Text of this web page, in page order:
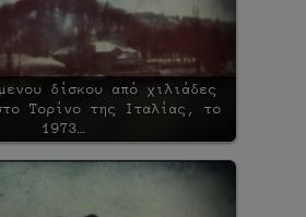
δίσκου από χιλιάδες
Τορίνο της Ιταλίας, το
1973…